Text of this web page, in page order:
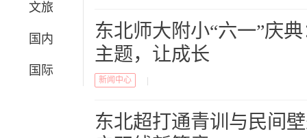
文旅
国内
国际
东北师大附小“六一”庆
主题，让成长
新闻中心
东北超打通青训与民间